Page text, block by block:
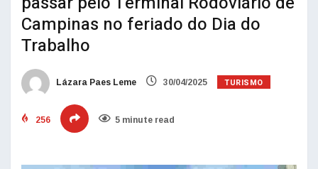
Campinas no feriado do Dia do
Trabalho
Lázara Paes Leme 30/04/2025 TURISMO
256 5 minute read